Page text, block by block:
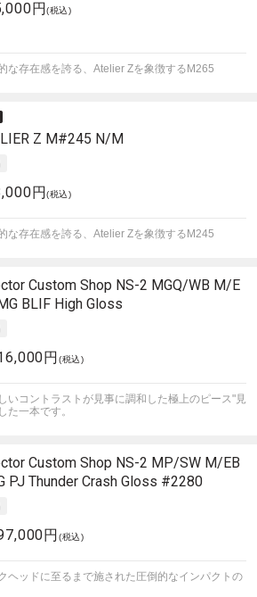
円(税込)
な存在感を誇る、Atelier Zを象徴するM265
Z M#245 N/M
円(税込)
な存在感を誇る、Atelier Zを象徴するM245
Custom Shop NS-2 MGQ/WB M/E
BLIF High Gloss
円 (税込)
いコントラストが見事に調和した極上のピース"見
た一本です。
Custom Shop NS-2 MP/SW M/EB
PJ Thunder Crash Gloss #2280
円 (税込)
ヘッドに至るまで施された圧倒的なインパクトの